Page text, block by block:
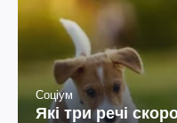
Соціум
Які три речі